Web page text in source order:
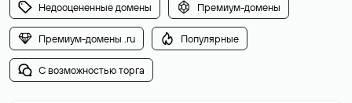
Недооцененные домены Премиум-домены
Премиум-домены .ru Популярные
С возможностью торга